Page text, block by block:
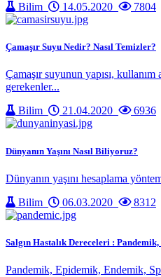
Bilim
14.05.2020 7804
Çamaşır Suyu Nedir? Nasıl Temizler?
Çamaşır suyunun yapısı,
gerekenler...
Bilim
21.04.2020 6936
Dünyanın Yaşını Nasıl Biliyoruz?
Dünyanın yaşını hesaplama
Bilim
06.03.2020 8312
Salgın Hastalık Dereceleri :
Pandemik, Epidemik, Endemik,